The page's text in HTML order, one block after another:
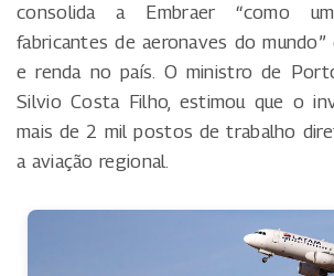
consolida a Embraer “como
fabricantes de aeronaves do
e renda no país. O ministro de
Silvio Costa Filho, estimou que o
mais de 2 mil postos de trabalho
a aviação regional.